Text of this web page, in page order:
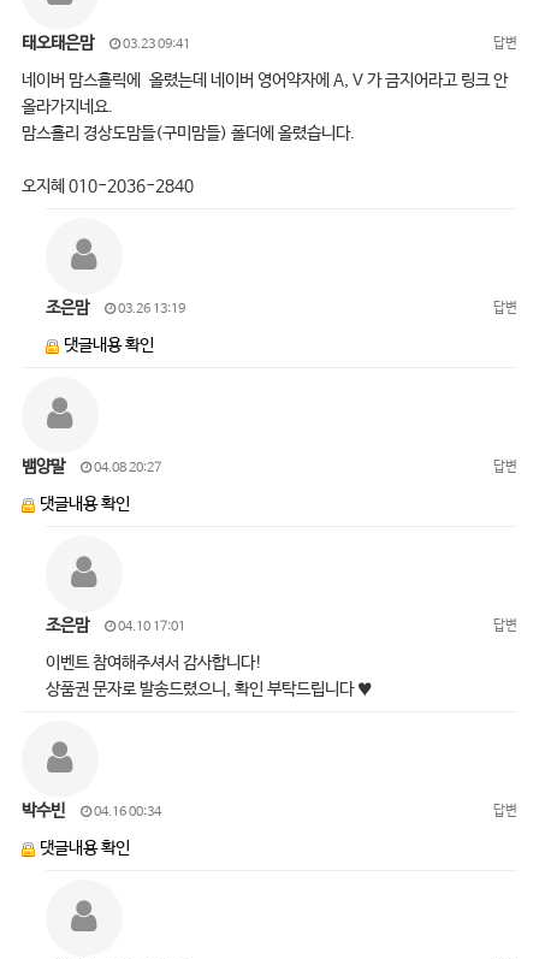
태오태은맘 03.23 09:41 답변
네이버 맘스홀릭에 올렸는데 네이버 영어약자에 A, V 가 금지어라고 링크 안
올라가지네요.
맘스홀리 경상도맘들(구미맘들) 폴더에 올렸습니다.
오지혜 010-2036-2840
조은맘 03.26 13:19 답변
댓글내용 확인
뱀양말 04.08 20:27 답변
댓글내용 확인
조은맘 04.10 17:01 답변
이벤트 참여해주셔서 감사합니다!
상품권 문자로 발송드렸으니, 확인 부탁드립니다 ♥
박수빈 04.16 00:34 답변
댓글내용 확인